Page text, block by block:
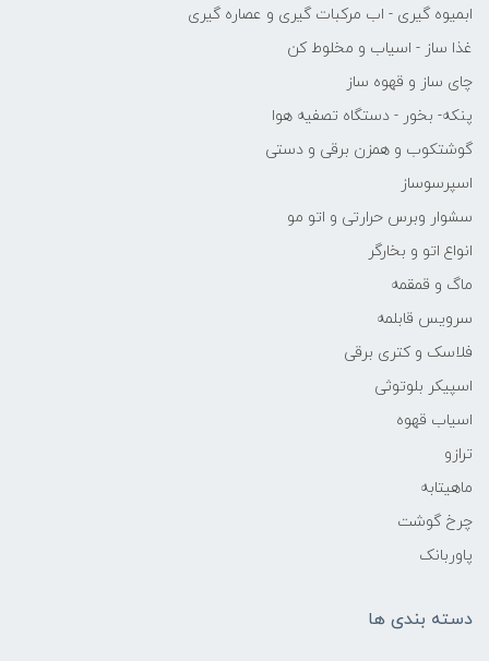
ابمیوه گیری - اب مرکبات گیری و عصاره گیری
غذا ساز - اسیاب و مخلوط کن
چای ساز و قهوه ساز
پنکه- بخور - دستگاه تصفیه هوا
گوشتکوب و همزن برقی و دستی
اسپرسوساز
سشوار وبرس حرارتی و اتو مو
انواع اتو و بخارگر
ماگ و قمقمه
سرویس قابلمه
فلاسک و کتری برقی
اسپیکر بلوتوثی
اسیاب قهوه
ترازو
ماهیتابه
چرخ گوشت
پاوربانک
دسته بندی ها